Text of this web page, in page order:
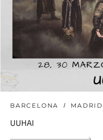
BARCELONA MADRID
UUHAI